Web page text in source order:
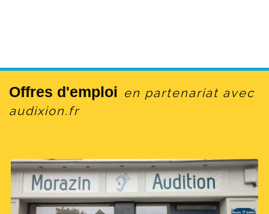
Offres d'emploi en partenariat avec
audixion.fr